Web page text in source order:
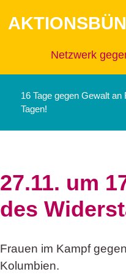
Inhalt
Netzwerk
16 Tage gegen Gewalt
Tagen!
27.11. um
des
Frauen im Kampf
Kolumbien.